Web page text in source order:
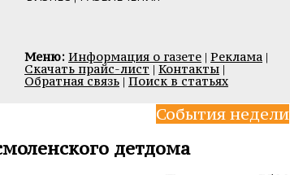
Меню: Информация о газете | Реклама |
Скачать прайс-лист | Контакты |
Обратная связь | Поиск в статьях
События недели
детдома